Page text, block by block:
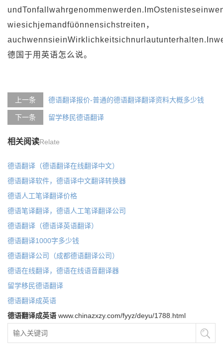
wiesichjemandfüönnensichstreiten，
德国于用英语怎么说。
上一条 德语翻译报价-普通的德语翻译翻译资料大概多少钱
下一条 留学移民德语翻译
相关阅读Relate
德语翻译（德语翻译在线翻译中文）
德语翻译软件，德语译中文翻译转换器
德语人工笔译翻译价格
德语笔译翻译，德语人工笔译翻译公司
德语翻译（德语译英语翻译）
德语翻译1000字多少钱
德语翻译公司（成都德语翻译公司）
德语在线翻译，德语在线语音翻译器
留学移民德语翻译
德语翻译成英语
德语翻译成英语 www.chinazxzy.com/fyyz/deyu/1788.html